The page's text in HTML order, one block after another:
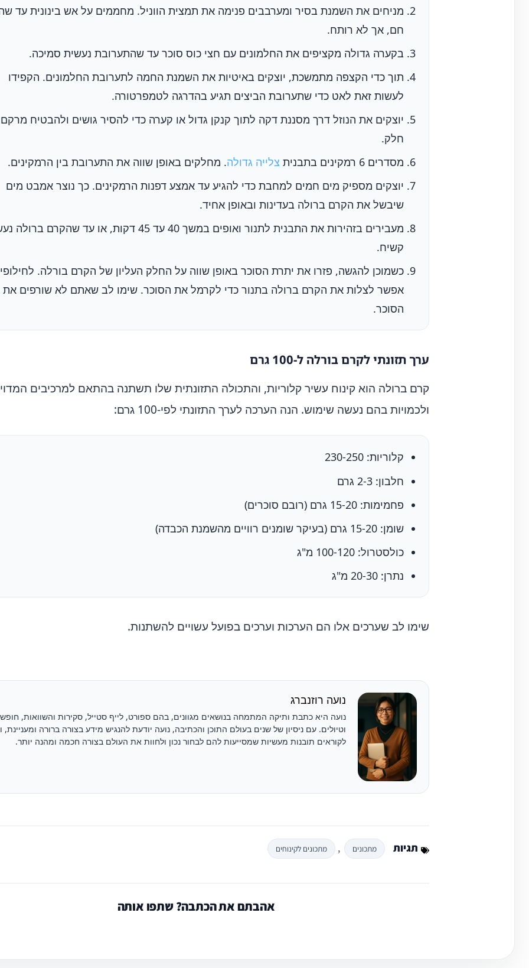
מניחים את השמנת בסיר ומערבבים פנימה את תמצית הווניל. מחממים על אש בינונית עד
חם, אך לא רותח.
בקערה גדולה מקציפים את החלמונים עם חצי כוס סוכר עד שהתערובת נעשית סמיכה.
תוך כדי הקצפה מתמשכת, יוצקים באיטיות את השמנת החמה לתערובת החלמונים. הקפידו
לעשות זאת לאט כדי שתערובת הביצים תגיע בהדרגה לטמפרטורה.
יוצקים את הנוזל דרך מסננת דקה לתוך קנקן גדול או קערה כדי להסיר גושים ולהבטיח מרקם
חלק.
מסדרים 6 רמקינים בתבנית
צלייה גדולה. מחלקים באופן שווה את התערובת בין הרמקינים.
יוצקים מספיק מים חמים למחבת כדי להגיע עד אמצע דפנות הרמקינים. כך נוצר אמבט מים
שיבשל את הקרם ברולה בעדינות ובאופן אחיד.
מעבירים בזהירות את התבנית לתנור ואופים במשך 40 עד 45 דקות, או עד שהקרם
קשיח.
כשמוכן להגשה, פזרו את יתרת הסוכר באופן שווה על החלק העליון של הקרם בורלה.
אפשר לצלות את הקרם ברולה בתנור כדי לקרמל את הסוכר. שימו לב שאתם לא שורפים את
הסוכר.
ערך תזונתי לקרם בורלה ל-100 גרם
קרם ברולה הוא קינוח עשיר קלוריות, והתכולה התזונתית שלו תשתנה בהתאם למרכיבים
ולכמויות בהם נעשה שימוש. הנה הערכה לערך התזונתי לפי-100 גרם:
קלוריות: 230-250
חלבון: 2-3 גרם
פחמימות: 15-20 גרם (רובם סוכרים)
שומן: 15-20 גרם (בעיקר שומנים רוויים מהשמנת הכבדה)
כולסטרול: 100-120 מ"ג
נתרן: 20-30 מ"ג
שימו לב שערכים אלו הם הערכות וערכים בפועל עשויים להשתנות.
נועה רוזנברג
נועה היא כתבת ותיקה המתמחה בנושאים מגוונים, בהם ספורט, לייף סטייל, סקירות והשוואות,
וטיולים. עם ניסיון של שנים בעולם התוכן והכתיבה, נועה יודעת להנגיש מידע בצורה ברורה ומעניינת,
לקוראים תובנות מעשיות שמסייעות להם לבחור נכון ולחוות את העולם בצורה חכמה ומהנה יותר.
תגיות מתכונים , מתכונים לקינוחים
אהבתם את הכתבה? שתפו אותה